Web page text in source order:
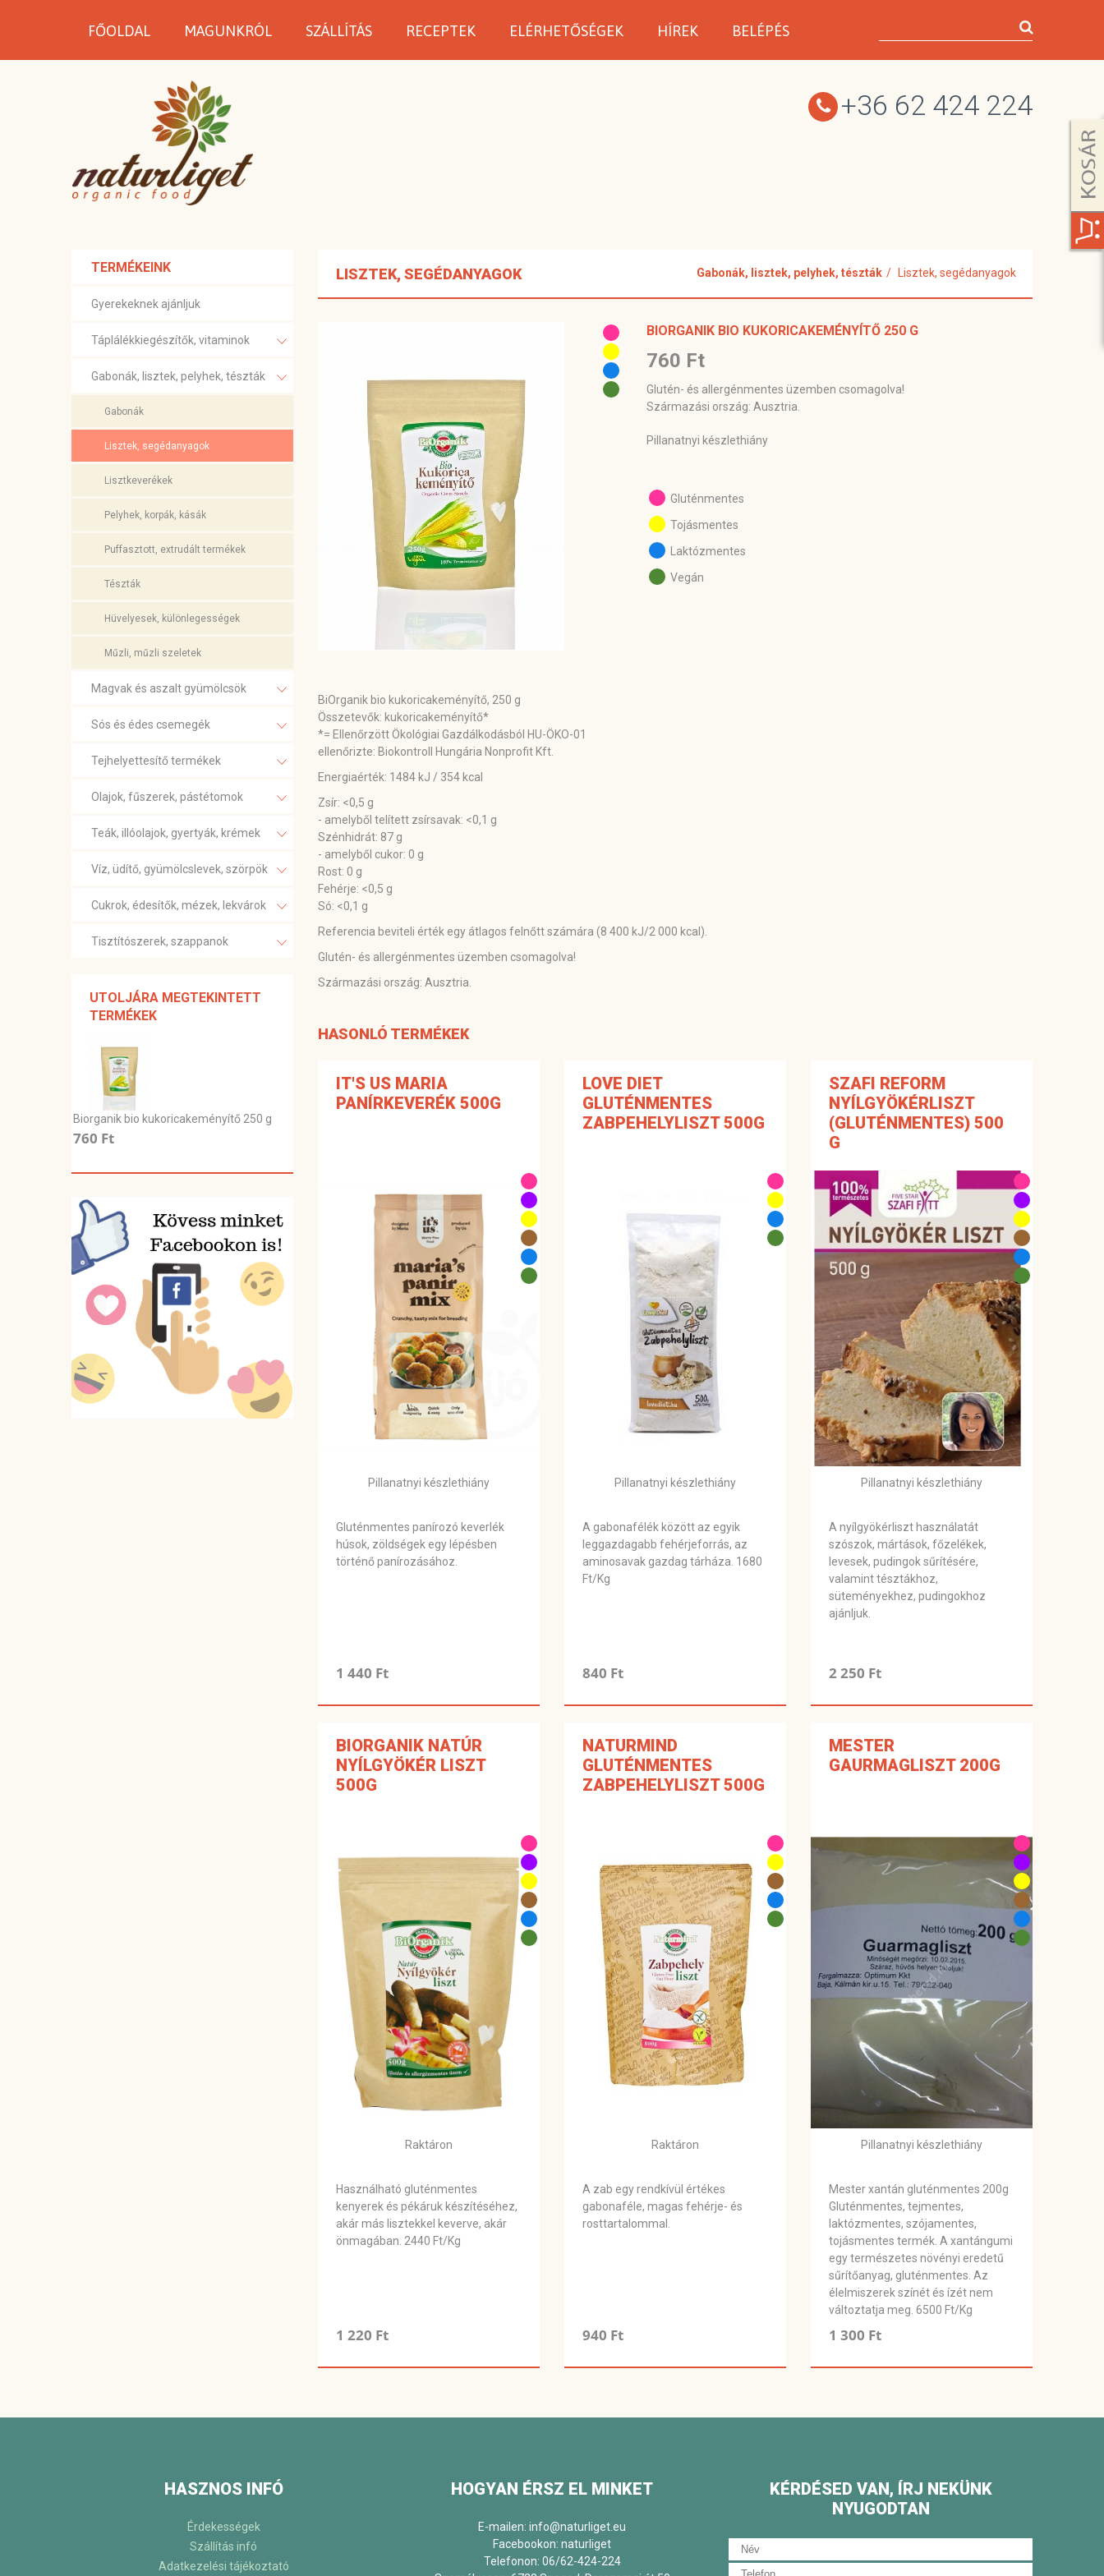
FŐOLDAL MAGUNKRÓL SZÁLLÍTÁS RECEPTEK ELÉRHETŐSÉGEK HÍREK BELÉPÉS
+36 62 424 224
TERMÉKEINK
Gyerekeknek ajánljuk
Táplálékkiegészítők, vitaminok
Gabonák, lisztek, pelyhek, tészták
Gabonák
Lisztek, segédanyagok
Lisztkeverékek
Pelyhek, korpák, kásák
Puffasztott, extrudált termékek
Tészták
Hüvelyesek, különlegességek
Műzli, műzli szeletek
Magvak és aszalt gyümölcsök
Sós és édes csemegék
Tejhelyettesítő termékek
Olajok, fűszerek, pástétomok
Teák, illóolajok, gyertyák, krémek
Víz, üdítő, gyümölcslevek, szörpök
Cukrok, édesítők, mézek, lekvárok
Tisztítószerek, szappanok
UTOLJÁRA MEGTEKINTETT
TERMÉKEK
Biorganik bio kukoricakeményítő 250 g
760 Ft
LISZTEK, SEGÉDANYAGOK Gabonák, lisztek, pelyhek, tészták Lisztek, segédanyagok
BIORGANIK BIO KUKORICAKEMÉNYÍTŐ 250 G
760 Ft
Glutén- és allergénmentes üzemben csomagolva!
Származási ország: Ausztria.
Pillanatnyi készlethiány
Gluténmentes
Tojásmentes
Laktózmentes
Vegán
BiOrganik bio kukoricakeményítő, 250 g
Összetevők: kukoricakeményítő*
*= Ellenőrzött Ökológiai Gazdálkodásból HU-ÖKO-01
ellenőrizte: Biokontroll Hungária Nonprofit Kft.
Energiaérték: 1484 kJ / 354 kcal
Zsír: <0,5 g
- amelyből telített zsírsavak: <0,1 g
Szénhidrát: 87 g
- amelyből cukor: 0 g
Rost: 0 g
Fehérje: <0,5 g
Só: <0,1 g
Referencia beviteli érték egy átlagos felnőtt számára (8 400 kJ/2 000 kcal).
Glutén- és allergénmentes üzemben csomagolva!
Származási ország: Ausztria.
HASONLÓ TERMÉKEK
IT'S US MARIA
PANÍRKEVERÉK 500G
Pillanatnyi készlethiány
Gluténmentes panírozó keverlék
húsok, zöldségek egy lépésben
történő panírozásához.
1 440 Ft
LOVE DIET
GLUTÉNMENTES
ZABPEHELYLISZT 500G
Pillanatnyi készlethiány
A gabonafélék között az egyik
leggazdagabb fehérjeforrás, az
aminosavak gazdag tárháza. 1680
Ft/Kg
840 Ft
SZAFI REFORM
NYÍLGYÖKÉRLISZT
(GLUTÉNMENTES) 500
G
Pillanatnyi készlethiány
A nyílgyökérliszt használatát
szószok, mártások, főzelékek,
levesek, pudingok sűrítésére,
valamint tésztákhoz,
süteményekhez, pudingokhoz
ajánljuk.
2 250 Ft
BIORGANIK NATÚR
NYÍLGYÖKÉR LISZT
500G
Raktáron
Használható gluténmentes
kenyerek és pékáruk készítéséhez,
akár más lisztekkel keverve, akár
önmagában. 2440 Ft/Kg
1 220 Ft
NATURMIND
GLUTÉNMENTES
ZABPEHELYLISZT 500G
Raktáron
A zab egy rendkívül értékes
gabonaféle, magas fehérje- és
rosttartalommal.
940 Ft
MESTER
GAURMAGLISZT 200G
Pillanatnyi készlethiány
Mester xantán gluténmentes 200g
Gluténmentes, tejmentes,
laktózmentes, szójamentes,
tojásmentes termék. A xantángumi
egy természetes növényi eredetű
sűrítőanyag, gluténmentes. Az
élelmiszerek színét és ízét nem
változtatja meg. 6500 Ft/Kg
1 300 Ft
HASZNOS INFÓ
Érdekességek
Szállítás infó
Adatkezelési tájékoztató
HOGYAN ÉRSZ EL MINKET
E-mailen: info@naturliget.eu
Facebookon: naturliget
Telefonon: 06/62-424-224
KÉRDÉSED VAN, ÍRJ NEKÜNK
NYUGODTAN